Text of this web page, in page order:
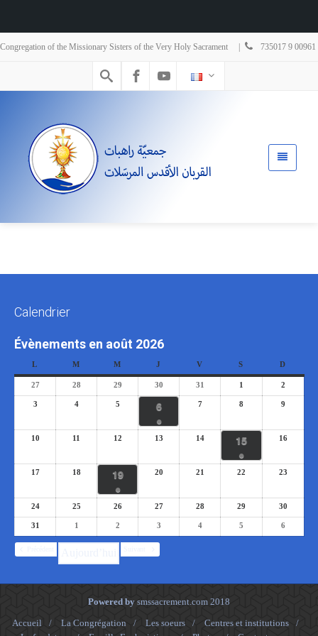
Congregation of the Missionary Sisters of the Very Holy Sacrament | 735017 9 00961
Calendrier
Évènements en août 2026
L M M J V S D
27 28 29 30 31 1 2
3 4 5
6
●
7 8 9
10 11 12 13 14
15
●
16
17 18
19
●
20 21 22 23
24 25 26 27 28 29 30
31 1 2 3 4 5 6
Powered by smssacrement.com 2018
Accueil
/ La Congrégation / Les soeurs / Centres et institutions
/